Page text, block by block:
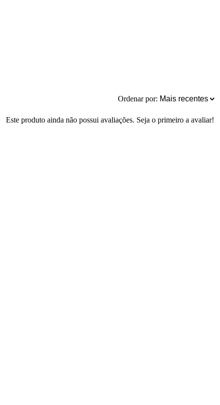
Ordenar por:
Este produto ainda não possui avaliações. Seja o primeiro a avaliar!